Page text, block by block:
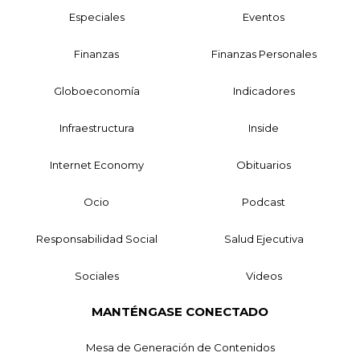
Especiales Eventos
Finanzas Finanzas Personales
Globoeconomía Indicadores
Infraestructura Inside
Internet Economy Obituarios
Ocio Podcast
Responsabilidad Social Salud Ejecutiva
Sociales Videos
MANTÉNGASE CONECTADO
Mesa de Generación de Contenidos